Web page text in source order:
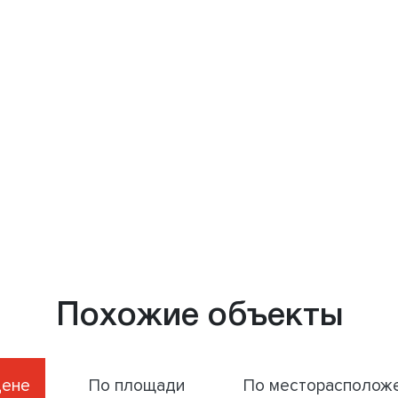
Похожие объекты
По площади По